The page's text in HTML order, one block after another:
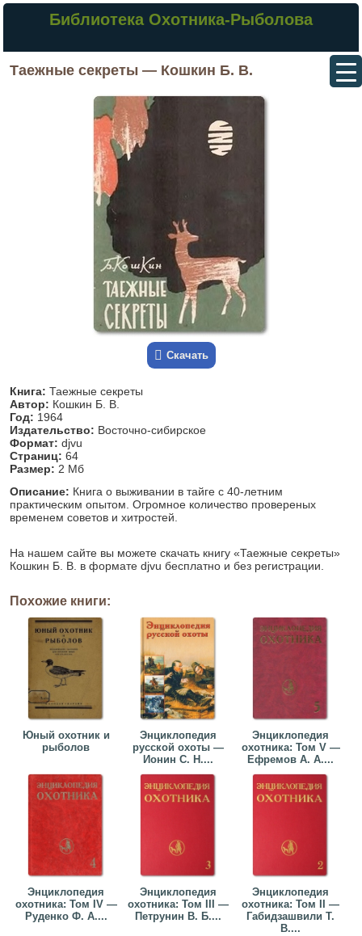
Библиотека Охотника-Рыболова
Таежные секреты — Кошкин Б. В.
Скачать
Книга: Таежные секреты
Автор: Кошкин Б. В.
Год: 1964
Издательство: Восточно-сибирское
Формат: djvu
Страниц: 64
Размер: 2 Мб
Описание: Книга о выживании в тайге с 40-летним
практическим опытом. Огромное количество провереных
временем советов и хитростей.
На нашем сайте вы можете скачать книгу «Таежные секреты»
Кошкин Б. В. в формате djvu бесплатно и без регистрации.
Похожие книги:
Юный охотник и
рыболов
Энциклопедия
русской охоты —
Ионин С. Н....
Энциклопедия
охотника: Том V —
Ефремов А. А....
Энциклопедия
охотника: Том IV —
Руденко Ф. А....
Энциклопедия
охотника: Том III —
Петрунин В. Б....
Энциклопедия
охотника: Том II —
Габидзашвили Т.
В....